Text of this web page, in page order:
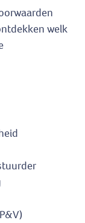
welk